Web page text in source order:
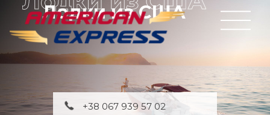
Лодки из США
+38 067 939 57 02